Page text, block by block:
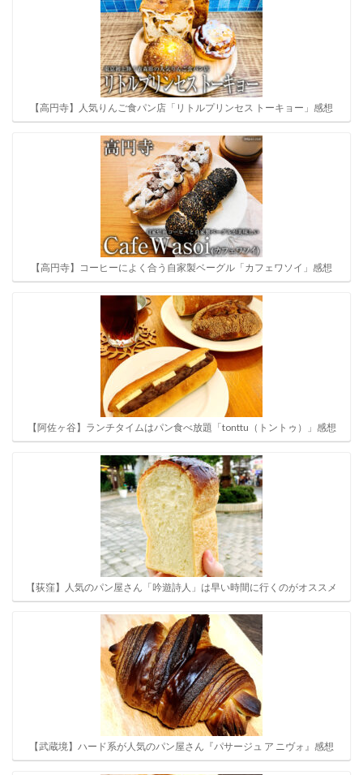
【高円寺】人気りんご食パン店「リトルプリンセス トーキョー」感想
【高円寺】コーヒーによく合う自家製ベーグル「カフェワソイ」感想
【阿佐ヶ谷】ランチタイムはパン食べ放題「tonttu（トントゥ）」感想
【荻窪】人気のパン屋さん「吟遊詩人」は早い時間に行くのがオススメ
【武蔵境】ハード系が人気のパン屋さん『パサージュ ア ニヴォ』感想